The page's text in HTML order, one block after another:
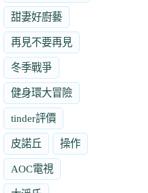
甜妻好廚藝
再見不要再見
冬季戰爭
健身環大冒險
tinder評價
皮諾丘 操作
AOC電視